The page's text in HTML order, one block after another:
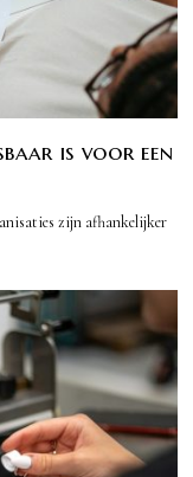
is voor een
zijn afhankelijker